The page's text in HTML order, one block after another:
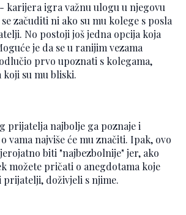
karijera igra važnu ulogu u njegovu
začuditi ni ako su mu kolege s posla
No postoji još jedna opcija koja
je da se u ranijim vezama
prvo upoznati s kolegama,
su mu bliski.
prijatelja najbolje ga poznaje i
vama najviše će mu značiti. Ipak, ovo
biti "najbezbolnije" jer, ako
možete pričati o anegdotama koje
prijatelji, doživjeli s njime.